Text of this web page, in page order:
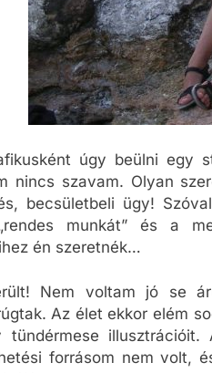
úgy beülni egy
nincs szavam. Olyan
becsületbeli ügy!
munkát” és a
én szeretnék…
Nem voltam jó se
Az élet ekkor elém
tündérmese
forrásom nem volt,